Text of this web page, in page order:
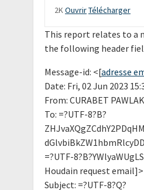
2K OuvrirTélécharger
This report relates to a
the following header
Message-id: <[adresse
Date: Fri, 02 Jun 2023
From: CURABET
To: =?UTF-8?B?
=?UTF-
Houdain request email]>
Subject: =?UTF-8?Q?